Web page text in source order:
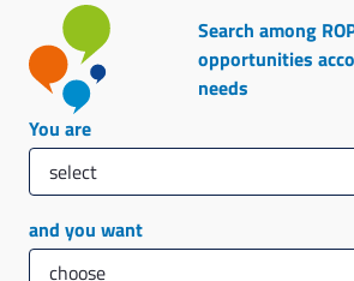
Search among
opportunities
needs
You are
and you want